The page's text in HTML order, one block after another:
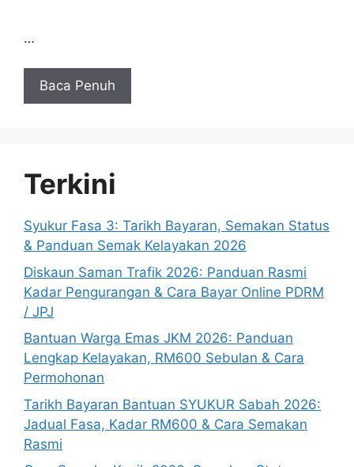
…
Baca Penuh
Terkini
Syukur Fasa 3: Tarikh Bayaran, Semakan Status
& Panduan Semak Kelayakan 2026
Diskaun Saman Trafik 2026: Panduan Rasmi
Kadar Pengurangan & Cara Bayar Online PDRM
/ JPJ
Bantuan Warga Emas JKM 2026: Panduan
Lengkap Kelayakan, RM600 Sebulan & Cara
Permohonan
Tarikh Bayaran Bantuan SYUKUR Sabah 2026:
Jadual Fasa, Kadar RM600 & Cara Semakan
Rasmi